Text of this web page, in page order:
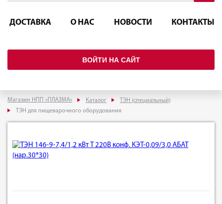
ДОСТАВКА О НАС НОВОСТИ КОНТАКТЫ
ВОЙТИ НА САЙТ
Магазин НПП «ПЛАЗМА» Каталог
ТЭН (специальный)
ТЭН для пищеварочного оборудования